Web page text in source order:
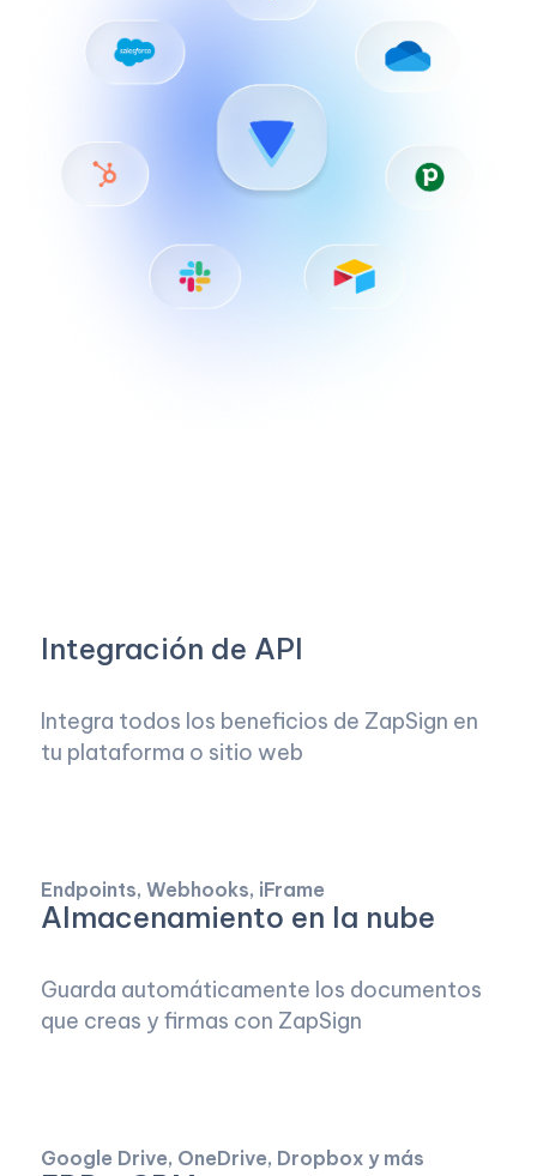
Integración de API
Integra todos los beneficios de ZapSign en
tu plataforma o sitio web
Endpoints, Webhooks, iFrame
Almacenamiento en la nube
Guarda automáticamente los documentos
que creas y firmas con ZapSign
Google Drive, OneDrive, Dropbox y más